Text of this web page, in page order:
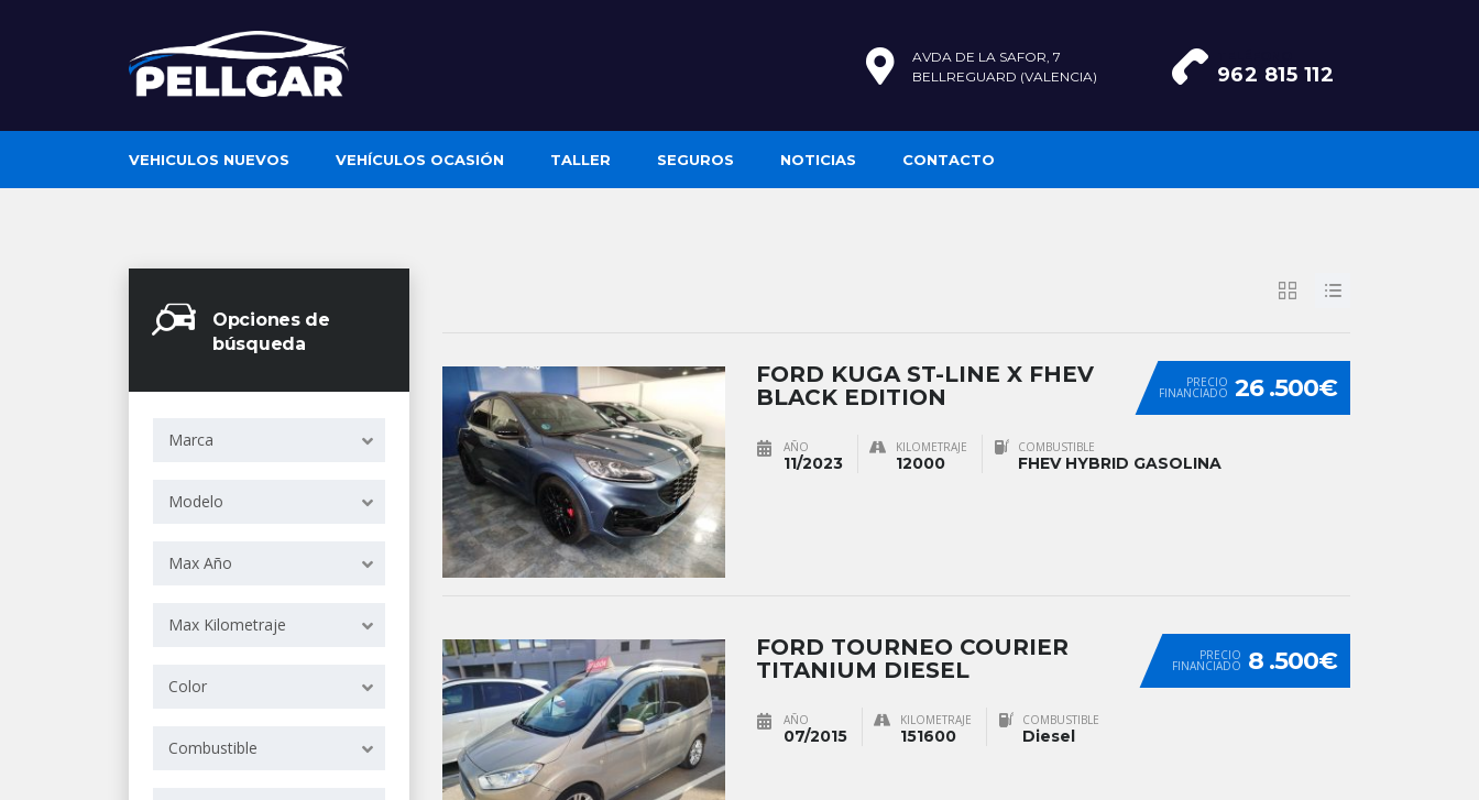
962 815 112
AVDA DE LA SAFOR, 7
BELLREGUARD (VALENCIA)
VEHICULOS NUEVOS VEHÍCULOS OCASIÓN TALLER SEGUROS NOTICIAS CONTACTO
Opciones de
búsqueda
Marca
Modelo
Max Año
Max Kilometraje
Color
Combustible
PRECIO
FINANCIADO 26 .500€
FORD KUGA ST-LINE X FHEV
BLACK EDITION
AÑO
11/2023
KILOMETRAJE
12000
COMBUSTIBLE
FHEV HYBRID GASOLINA
PRECIO
FINANCIADO 8 .500€
FORD TOURNEO COURIER
TITANIUM DIESEL
AÑO
07/2015
KILOMETRAJE
151600
COMBUSTIBLE
Diesel